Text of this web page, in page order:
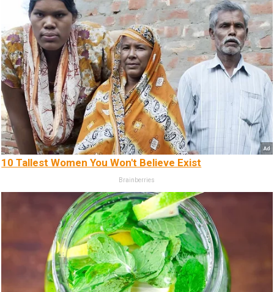
10 Tallest Women You Won't Believe Exist
Brainberries